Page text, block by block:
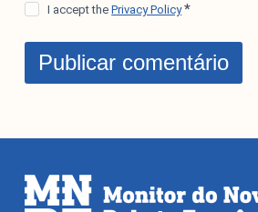
I accept thePrivacy Policy
Publicar comentário